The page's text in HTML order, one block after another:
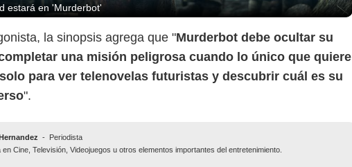
estará en 'Murderbot'
la sinopsis agrega que "Murderbot debe ocultar su
una misión peligrosa cuando lo único que quiere
para ver telenovelas futuristas y descubrir cuál es su
".
-
Periodista
en Cine, Televisión, Videojuegos u otros elementos importantes del entretenimiento.